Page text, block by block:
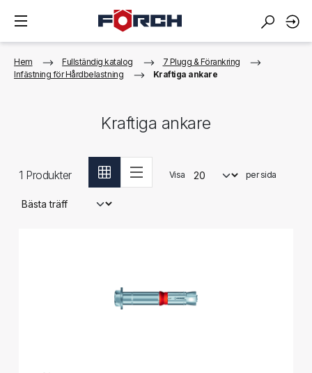
Hem Fullständig katalog
7 Plugg & Förankring
Infästning för Hårdbelastning
Kraftiga ankare
Kraftiga ankare
1 Produkter Visa per sida